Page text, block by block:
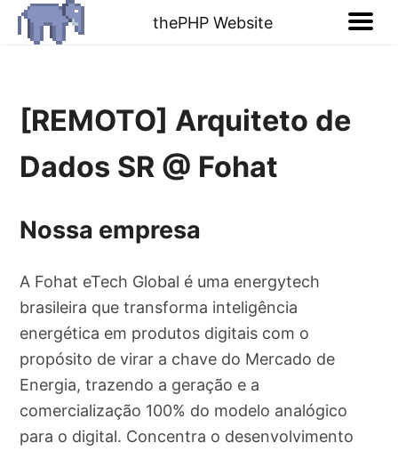
thePHP Website
[REMOTO] Arquiteto de
Dados SR @ Fohat
Nossa empresa
A Fohat eTech Global é uma energytech
brasileira que transforma inteligência
energética em produtos digitais com o
propósito de virar a chave do Mercado de
Energia, trazendo a geração e a
comercialização 100% do modelo analógico
para o digital. Concentra o desenvolvimento